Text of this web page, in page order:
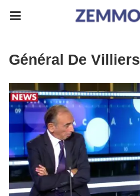
Général De Villiers